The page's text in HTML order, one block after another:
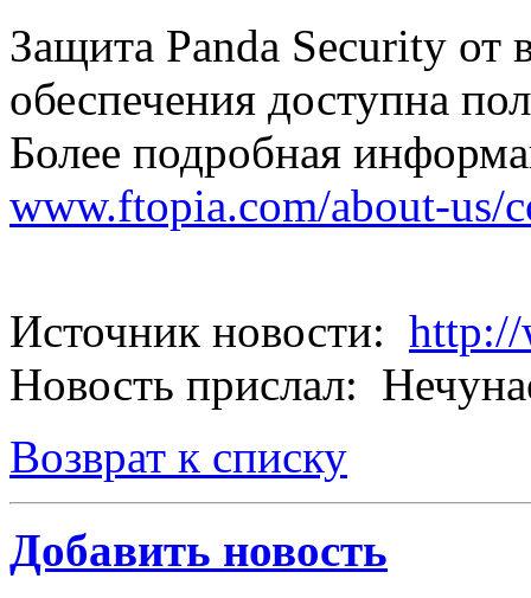
Защита Panda Security от
обеспечения доступна
Более подробная
www.ftopia.com/about-us/
Источник новости:
Новость прислал:
Возврат к списку
Добавить новость